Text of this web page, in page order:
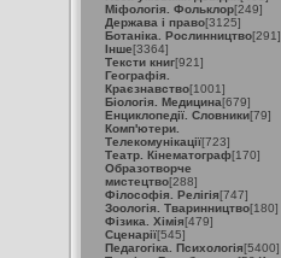
Міфологія. Фольклор[249]
Держава і право[3125]
Ботаніка. Рослинництво[291]
Інше[3364]
Тексти книг[921]
Географія.
Краєзнавство[1001]
Біологія. Медицина[679]
Енциклопедії. Словники[79]
Комп'ютери.
Телекомунікації[723]
Театр. Кінематограф[170]
Образотворче
мистецтво[288]
Філософія. Релігія[747]
Зоологія. Тваринництво[180]
Фізика. Хімія[479]
Сценарії[545]
Педагогіка. Психологія[5400]